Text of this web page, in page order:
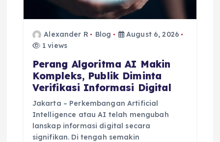
Alexander R Blog
August 6, 2026
1 views
Perang Algoritma AI Makin
Kompleks, Publik Diminta
Verifikasi Informasi Digital
Jakarta – Perkembangan Artificial
Intelligence atau AI telah mengubah
lanskap informasi digital secara
signifikan. Di tengah semakin